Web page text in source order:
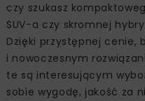
czy szukasz
SUV-a czy skromnej
Dzięki przystępnej cenie,
i nowoczesnym
te są interesującym
sobie wygodę, jakość za